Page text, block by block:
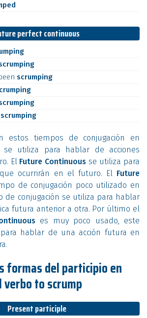
perfect continuous
scrumping
scrumping
estos tiempos de conjugación en
se utiliza para hablar de acciones
El Future Continuous se utiliza para
ocurrirán en el futuro. El Future
de conjugación poco utilizado en
de conjugación se utiliza para hablar
futura anterior a otra. Por último el
es muy poco usado, este
hablar de una acción futura en
formas del participio en
to scrump
Present participle